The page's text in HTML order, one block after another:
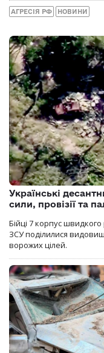
АГРЕСІЯ РФ НОВИНИ
Українські
сили, провізії та
Бійці 7 корпус
ЗСУ поділилися
ворожих цілей.